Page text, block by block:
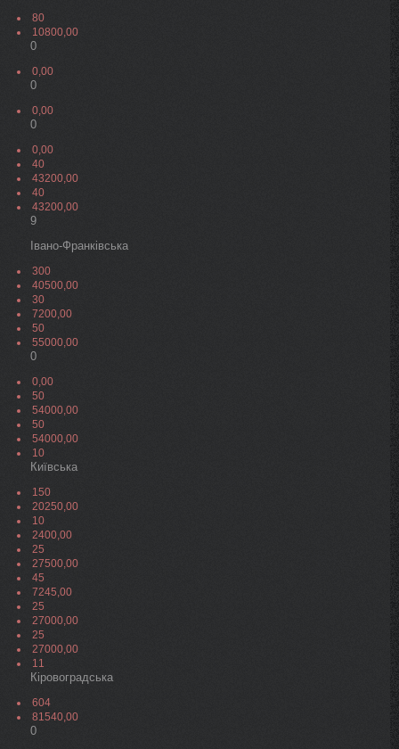
80
10800,00
0
0,00
0
0,00
0
0,00
40
43200,00
40
43200,00
9
Івано-Франківська
300
40500,00
30
7200,00
50
55000,00
0
0,00
50
54000,00
50
54000,00
10
Київська
150
20250,00
10
2400,00
25
27500,00
45
7245,00
25
27000,00
25
27000,00
11
Кіровоградська
604
81540,00
0